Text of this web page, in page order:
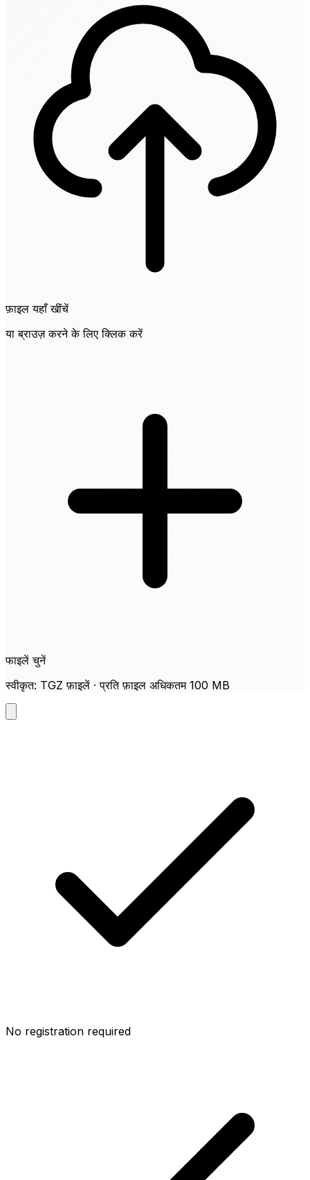
फ़ाइल यहाँ खींचें
या ब्राउज़ करने के लिए क्लिक करें
फाइलें चुनें
स्वीकृत: TGZ फ़ाइलें · प्रति फ़ाइल अधिकतम 100 MB
No registration required